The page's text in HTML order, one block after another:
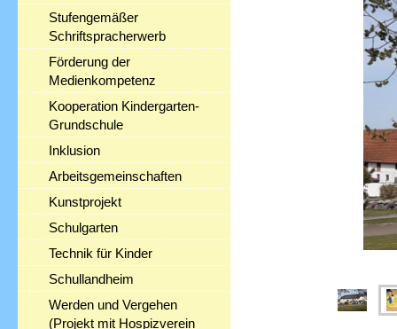
Stufengemäßer
Schriftspracherwerb
Förderung der
Medienkompetenz
Kooperation Kindergarten-
Grundschule
Inklusion
Arbeitsgemeinschaften
Kunstprojekt
Schulgarten
Technik für Kinder
Schullandheim
Werden und Vergehen
(Projekt mit Hospizverein